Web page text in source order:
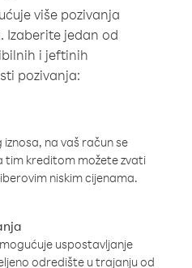
više pozivanja
Izaberite jedan od
i jeftinih
pozivanja:
iznosa, na vaš račun se
tim kreditom možete zvati
niskim cijenama.
uspostavljanje
odredište u trajanju od